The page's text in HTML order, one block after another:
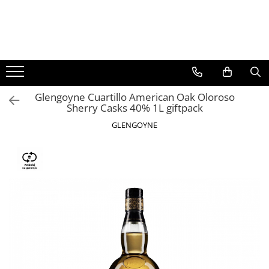
BERE
CAFEA
DEODORANTE
PARFUMURI
Glengoyne Cuartillo American Oak Oloroso
Sherry Casks 40% 1L giftpack
GLENGOYNE